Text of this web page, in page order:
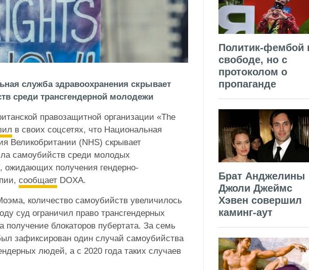
служба здравоохранения скрывает
среди трансгендерной молодежи
правозащитной организации «The
в своих соцсетях, что Национальная
Великобритании (NHS) скрывает
самоубийств среди молодых
ожидающих получения гендерно-
сообщает DOXA.
количество самоубийств увеличилось
суд ограничил право трансгендерных
получение блокаторов пубертата. За семь
зафиксирован один случай самоубийства
людей, а с 2020 года таких случаев
Политик-фембой
свободе, но с
протоколом о
пропаганде
Брат Анджелины
Джоли Джеймс
Хэвен совершил
каминг-аут